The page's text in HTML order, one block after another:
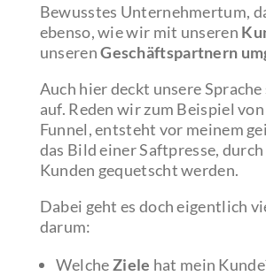
Bewusstes Unternehmertum,
ebenso, wie wir mit unseren
unserenGeschäftspartnern
Auch hier deckt unsere Sprache
auf. Reden wir zum Beispiel
Funnel, entsteht vor meinem
das Bild einer Saftpresse,
Kunden gequetscht werden.
Dabei geht es doch eigentlich
darum:
WelcheZiele hat mein